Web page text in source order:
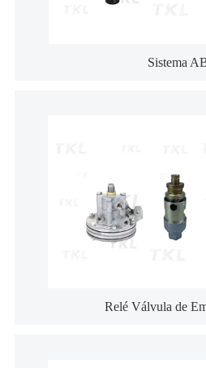
Sistema
Relé Válvula de